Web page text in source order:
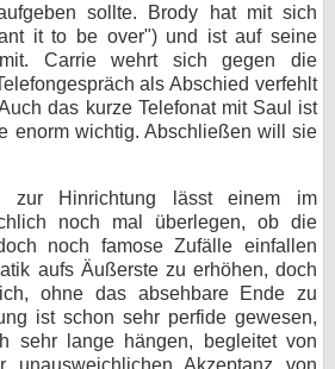
sollte. Brody hat mit sich
it to be over") und ist auf seine
Carrie wehrt sich gegen die
als Abschied verfehlt
das kurze Telefonat mit Saul ist
enorm wichtig. Abschließen will sie
zur Hinrichtung lässt einem im
noch mal überlegen, ob die
noch famose Zufälle einfallen
aufs Äußerste zu erhöhen, doch
ohne das absehbare Ende zu
ist schon sehr perfide gewesen,
sehr lange hängen, begleitet von
unausweichlichen Akzeptanz von